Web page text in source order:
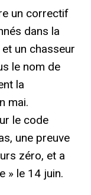
un correctif
dans la
un chasseur
le nom de
la
mai.
le code
une preuve
zéro, et a
» le 14 juin.